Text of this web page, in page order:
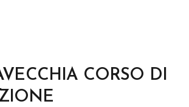
CORSO DI